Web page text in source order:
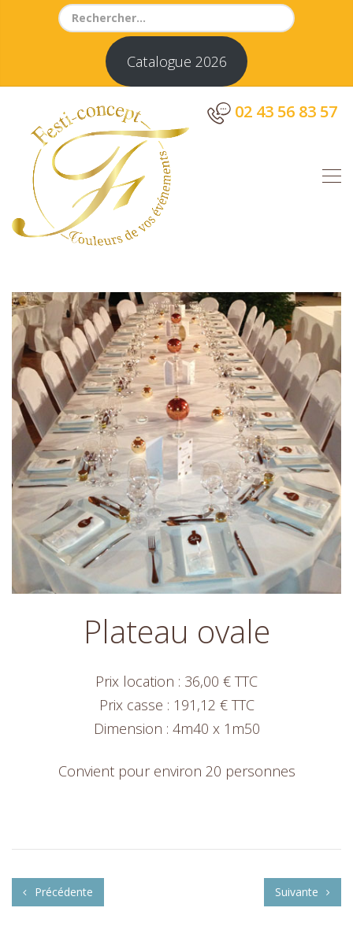
Search
Catalogue 2026
02 43 56 83 57
Plateau ovale
Prix location : 36,00 € TTC
Prix casse : 191,12 € TTC
Dimension : 4m40 x 1m50
Convient pour environ 20 personnes
Précédente Suivante